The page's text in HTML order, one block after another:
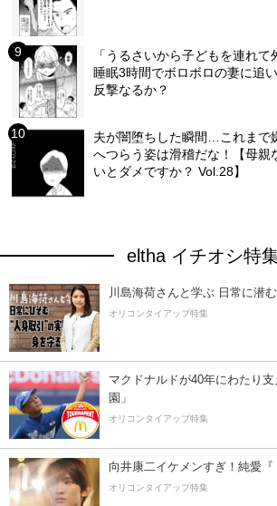
「うるさいから子どもを連れ
睡眠3時間でボロボロの妻に追
反撃なるか？
夫が闇堕ちした瞬間…これまで
へつらう姿は滑稽だな！【母親
いとダメですか？ Vol.28】
eltha イチオシ特
川島海荷さんと学ぶ 日常に潜
オリコンタイアップ特集
マクドナルドが40年にわたり
園」
オリコンタイアップ特集
向井康二イケメンすぎ！純愛『
オリコンタイアップ特集